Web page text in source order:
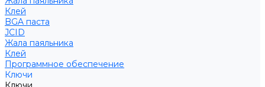
Клей
BGA паста
JCID
Жала паяльника
Клей
Программное обеспечение
Ключи